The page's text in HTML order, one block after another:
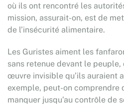
où ils ont rencontré les
mission, assurait-on, est de
de l’insécurité alimentaire.
Les Guristes aiment les
sans retenue devant le peuple,
œuvre invisible qu’ils auraient
exemple, peut-on comprendre
manquer jusqu’au contrôle de